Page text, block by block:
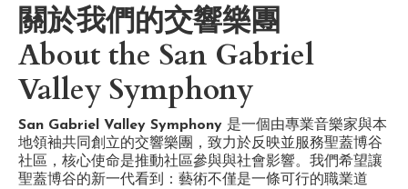
關於我們的交響樂團
About the San Gabriel
Valley Symphony
San Gabriel Valley Symphony 是一個由專業音樂家與本
地領袖共同創立的交響樂團，致力於反映並服務聖蓋博谷
社區，核心使命是推動社區參與與社會影響。我們希望讓
聖蓋博谷的新一代看到：藝術不僅是一條可行的職業道